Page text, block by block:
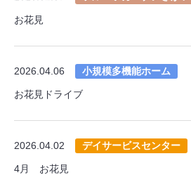
お花見
2026.04.06 小規模多機能ホーム
お花見ドライブ
2026.04.02 デイサービスセンター
4月 お花見